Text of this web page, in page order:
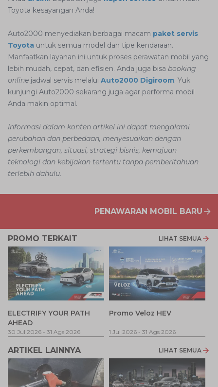
Toyota kesayangan Anda!
Auto2000 menyediakan berbagai macam paket servis
Toyota untuk semua model dan tipe kendaraan.
Manfaatkan layanan ini untuk proses perawatan mobil yang
lebih mudah, cepat, dan efisien. Anda juga bisa booking
online jadwal servis melalui Auto2000 Digiroom. Yuk
kunjungi Auto2000 sekarang juga agar performa mobil
Anda makin optimal.
Informasi dalam konten artikel ini dapat mengalami
perubahan dan perbedaan, menyesuaikan dengan
perkembangan, situasi, strategi bisnis, kemajuan
teknologi dan kebijakan tertentu tanpa pemberitahuan
terlebih dahulu.
PENAWARAN MOBIL BARU
PROMO TERKAIT LIHAT SEMUA
ELECTRIFY YOUR PATH
AHEAD
30 Jul 2026 - 31 Ags 2026
Promo Veloz HEV
1 Jul 2026 - 31 Ags 2026
ARTIKEL LAINNYA LIHAT SEMUA